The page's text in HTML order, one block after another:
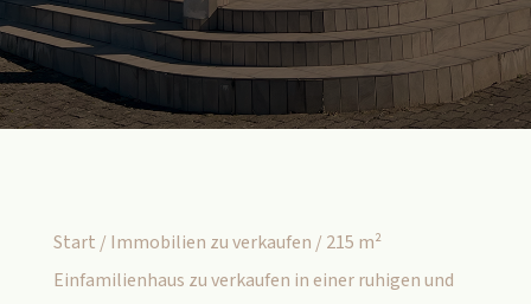
Start /Immobilien zu verkaufen / 215 m²
Einfamilienhaus zu verkaufen in einer ruhigen und